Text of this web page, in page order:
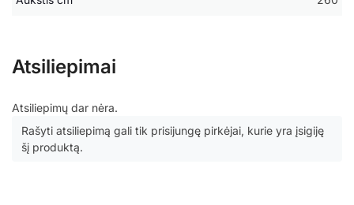
Atsiliepimai
Atsiliepimų dar nėra.
Rašyti atsiliepimą gali tik prisijungę pirkėjai, kurie yra įsigiję
šį produktą.